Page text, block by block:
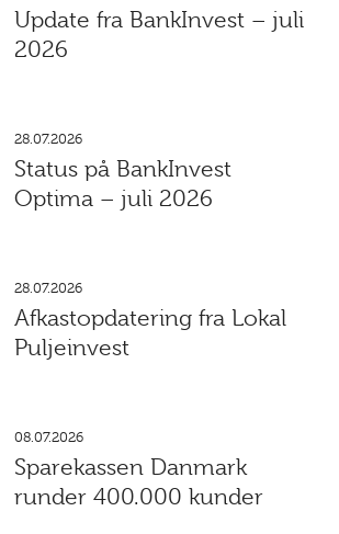
Update fra BankInvest – juli
2026
28.07.2026
Status på BankInvest
Optima – juli 2026
28.07.2026
Afkastopdatering fra Lokal
Puljeinvest
08.07.2026
Sparekassen Danmark
runder 400.000 kunder